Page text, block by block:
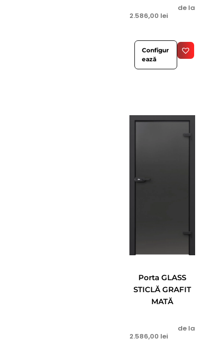
de la
2.586,00 lei
Configur
ează
Porta GLASS
STICLĂ GRAFIT
MATĂ
de la
2.586,00 lei